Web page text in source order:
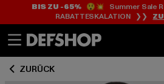
Zum
Inhalt
Zum
BIS ZU -65%😲💥 Summer Sale
RABATTESKALATION ❯❯
ZURÜCK